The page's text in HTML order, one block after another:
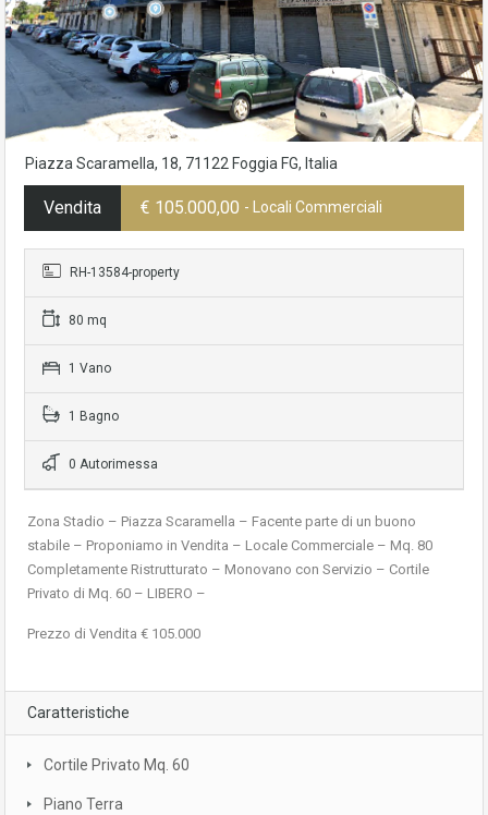
Piazza Scaramella, 18, 71122 Foggia FG, Italia
Vendita € 105.000,00 - Locali Commerciali
RH-13584-property
80 mq
1 Vano
1 Bagno
0 Autorimessa
Zona Stadio – Piazza Scaramella – Facente parte di un buono
stabile – Proponiamo in Vendita – Locale Commerciale – Mq. 80
Completamente Ristrutturato – Monovano con Servizio – Cortile
Privato di Mq. 60 – LIBERO –
Prezzo di Vendita € 105.000
Caratteristiche
Cortile Privato Mq. 60
Piano Terra